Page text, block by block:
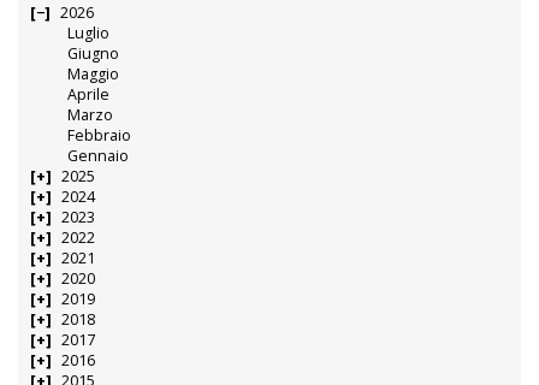
2026
Luglio
Giugno
Maggio
Aprile
Marzo
Febbraio
Gennaio
2025
2024
2023
2022
2021
2020
2019
2018
2017
2016
2015